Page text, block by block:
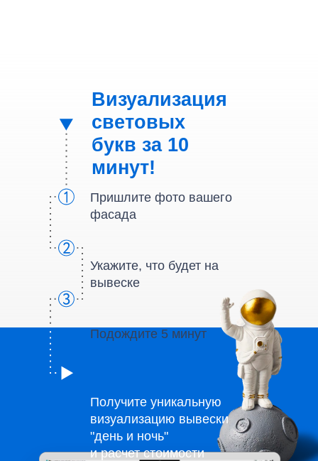
Визуализация
световых
букв за 10
минут!
Пришлите фото вашего
фасада
Укажите, что будет на
вывеске
Подождите 5 минут
Получите уникальную
визуализацию вывески
"день и ночь"
и расчет стоимости